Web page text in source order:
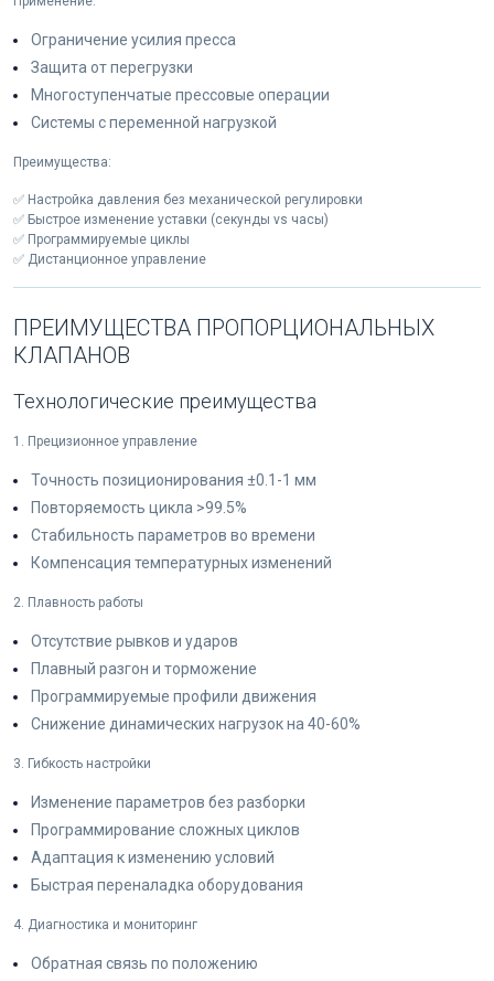
Ограничение усилия пресса
Защита от перегрузки
Многоступенчатые прессовые операции
Системы с переменной нагрузкой
Преимущества:
✅ Настройка давления без механической регулировки
✅ Быстрое изменение уставки (секунды vs часы)
✅ Программируемые циклы
✅ Дистанционное управление
ПРЕИМУЩЕСТВА ПРОПОРЦИОНАЛЬНЫХ
КЛАПАНОВ
Технологические преимущества
1. Прецизионное управление
Точность позиционирования ±0.1-1 мм
Повторяемость цикла >99.5%
Стабильность параметров во времени
Компенсация температурных изменений
2. Плавность работы
Отсутствие рывков и ударов
Плавный разгон и торможение
Программируемые профили движения
Снижение динамических нагрузок на 40-60%
3. Гибкость настройки
Изменение параметров без разборки
Программирование сложных циклов
Адаптация к изменению условий
Быстрая переналадка оборудования
4. Диагностика и мониторинг
Обратная связь по положению